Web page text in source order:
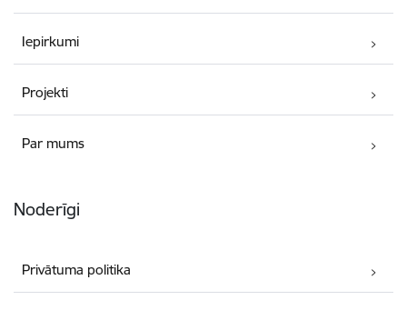
Iepirkumi
Projekti
Par mums
Noderīgi
Privātuma politika